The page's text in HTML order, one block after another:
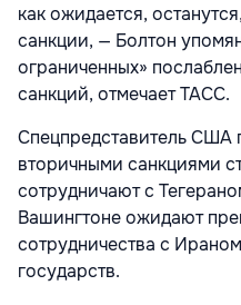
как ожидается,
санкции, — Болтон
ограниченных»
санкций, отмечает ТАСС.
Спецпредставитель США
вторичными санкциями
сотрудничают с
Вашингтоне ожидают
сотрудничества с
государств.